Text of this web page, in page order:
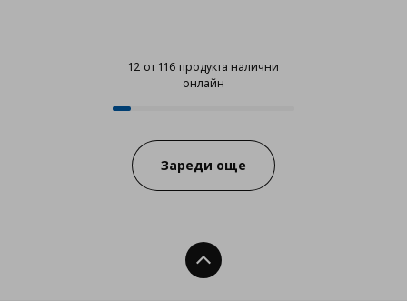
12 от 116 продукта налични
онлайн
12 от 116 продукта налични
Progress:
Зареди още
Нагоре